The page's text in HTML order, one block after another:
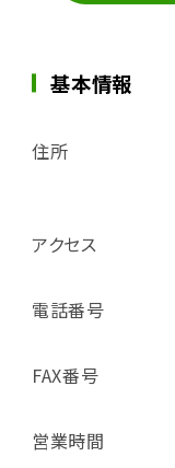
基本情報
住所
アクセス
電話番号
FAX番号
営業時間